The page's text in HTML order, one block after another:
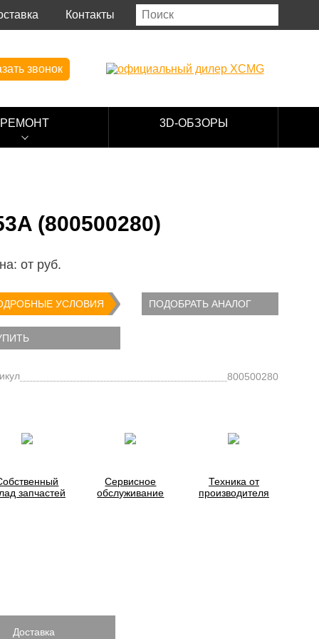
Контакты
звонок
РЕМОНТ 3D-ОБЗОРЫ
(800500280)
от руб.
УСЛОВИЯ ПОДОБРАТЬ АНАЛОГ
800500280
запчастей
Сервисное
обслуживание
Техника от
производителя
Доставка